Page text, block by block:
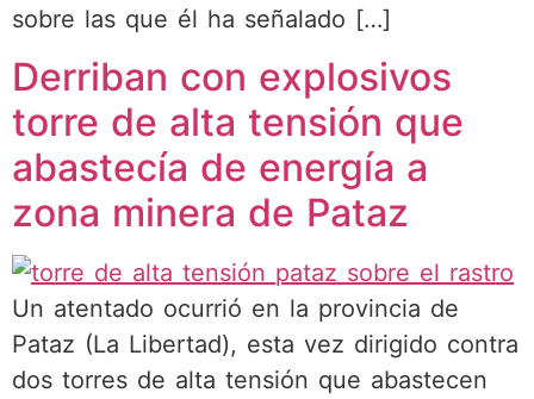
sobre las que él ha señalado […]
Derriban con explosivos
torre de alta tensión que
abastecía de energía a
zona minera de Pataz
Un atentado ocurrió en la provincia de
Pataz (La Libertad), esta vez dirigido contra
dos torres de alta tensión que abastecen